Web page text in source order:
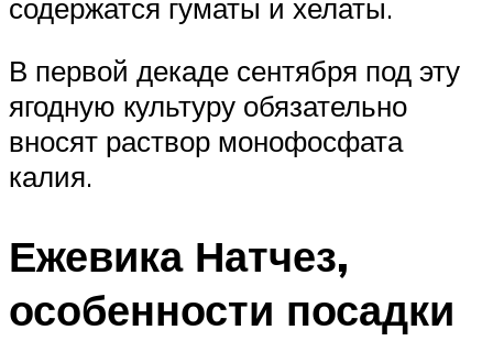
содержатся гуматы и хелаты.
В первой декаде сентября под эту
ягодную культуру обязательно
вносят раствор монофосфата
калия.
Ежевика Натчез,
особенности посадки